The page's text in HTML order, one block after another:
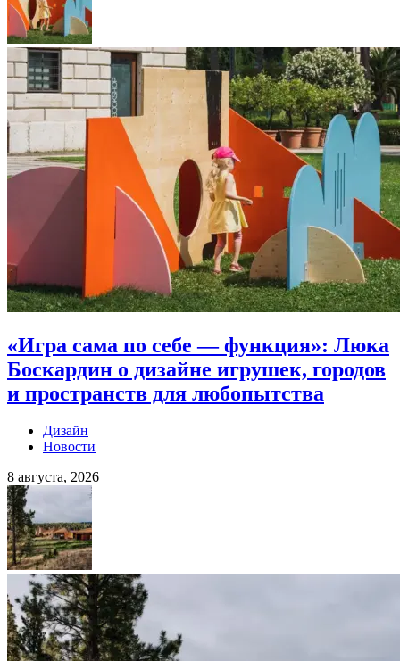
«Игра сама по себе — функция»: Люка
Боскардин о дизайне игрушек, городов
и пространств для любопытства
Дизайн
Новости
8 августа, 2026